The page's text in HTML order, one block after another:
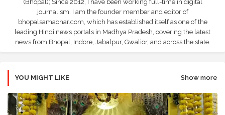
(Bhopal); Since 2012, I have been working full-time in digital
journalism. I am the founder member and editor of
bhopalsamachar.com, which has established itself as one of the
leading Hindi news portals in Madhya Pradesh, covering the latest
news from Bhopal, Indore, Jabalpur, Gwalior, and across the state.
YOU MIGHT LIKE Show more